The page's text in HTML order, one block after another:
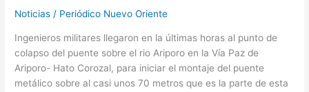
Noticias / Periódico Nuevo Oriente
Ingenieros militares llegaron en la últimas horas al punto de
colapso del puente sobre el rio Ariporo en la Vía Paz de
Ariporo- Hato Corozal, para iniciar el montaje del puente
metálico sobre al casi unos 70 metros que es la parte de esta